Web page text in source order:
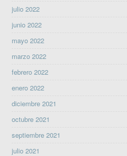
julio 2022
junio 2022
mayo 2022
marzo 2022
febrero 2022
enero 2022
diciembre 2021
octubre 2021
septiembre 2021
julio 2021